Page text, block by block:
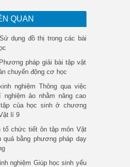
QUAN
dụng đồ thị trong các bài
pháp giải bài tập vật
chuyển động cơ học
nghiệm Thông qua việc
ảo nhằm nâng cao
của học sinh ở chương
lí 9
tổ chức tiết ôn tập môn Vật
quả bằng phương pháp dạy
nghiệm Giúp học sinh yếu